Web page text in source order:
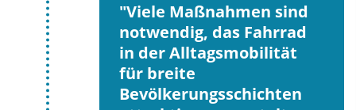
Viele Maßnahmen sind
notwendig, das Fahrrad
in der Alltagsmobilität
für breite
Bevölkerungsschichten